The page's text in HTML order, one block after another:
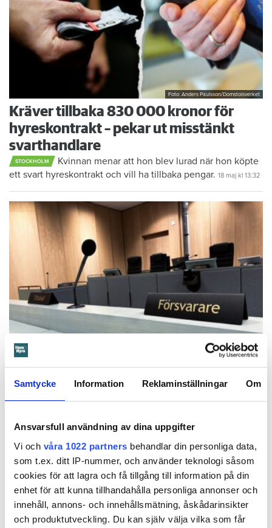
Samtycke Information Reklaminställningar Om
Ansvarsfull användning av dina uppgifter
Vi och våra 1022 partners behandlar din personliga data,
som t.ex. ditt IP-nummer, och använder teknologi såsom
cookies för att lagra och få tillgång till information på din
enhet för att kunna tillhandahålla personliga annonser och
innehåll, annons- och innehållsmätning, åskådarinsikter
och produktutveckling. Du kan själv välja vilka som får
Foto: Anders Paulsson/Domstolsverket
Kräver tillbaka 830 000 kronor för
hyreskontrakt – pekar ut misstänkt
svarthandlare
STOCKHOLM
Kvinnan menar att hon blev lurad när hon köpte
ett svart hyreskontrakt och vill ha tillbaka pengar. 18 maj kl 13:32
Foto: Anders Paulsson
svartkontraktshandlare – står själv
STOCKHOLM
Polisen utreder svarthandel hos förvaltaren
hyreskontrakt. En av dessa har försvarats av en advokat som
samtidigt åtalas för att ha lurat en bank på miljonlån. Efter
att uppgifterna kommit fram och åklagaren protesterat byts
advokaten ut på begäran av klienten.23 juni 2025 kl 13:00